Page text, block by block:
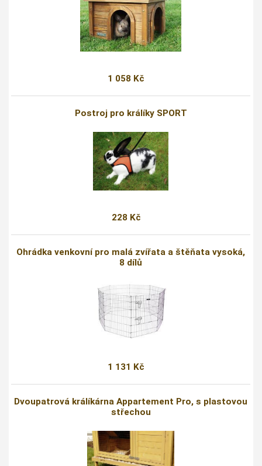
1 058 Kč
Postroj pro králíky SPORT
228 Kč
Ohrádka venkovní pro malá zvířata a štěňata vysoká,
8 dílů
1 131 Kč
Dvoupatrová králíkárna Appartement Pro, s plastovou
střechou